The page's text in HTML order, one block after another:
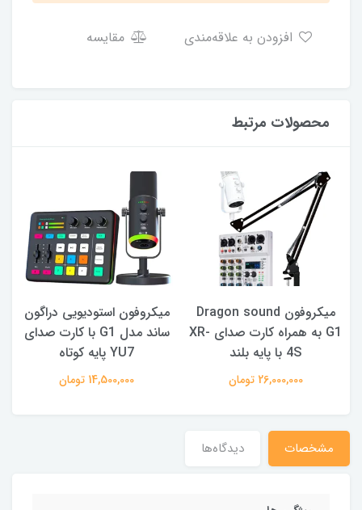
مقایسه
محصولات مرتبط
میکروفون Dragon sound
G1 به همراه کارت صدای XR-
4S با پایه بلند
26,000,000 تومان
میکروفون استودیویی دراگون
ساند مدل G1 با کارت صدای
YU7 پایه کوتاه
14,500,000 تومان
مشخصات دیدگاه‌ها